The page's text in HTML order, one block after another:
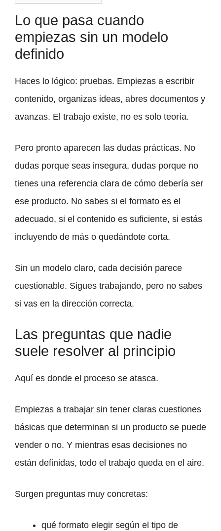
Lo que pasa cuando
empiezas sin un modelo
definido
Haces lo lógico: pruebas. Empiezas a escribir
contenido, organizas ideas, abres documentos y
avanzas. El trabajo existe, no es solo teoría.
Pero pronto aparecen las dudas prácticas. No
dudas porque seas insegura, dudas porque no
tienes una referencia clara de cómo debería ser
ese producto. No sabes si el formato es el
adecuado, si el contenido es suficiente, si estás
incluyendo de más o quedándote corta.
Sin un modelo claro, cada decisión parece
cuestionable. Sigues trabajando, pero no sabes
si vas en la dirección correcta.
Las preguntas que nadie
suele resolver al principio
Aquí es donde el proceso se atasca.
Empiezas a trabajar sin tener claras cuestiones
básicas que determinan si un producto se puede
vender o no. Y mientras esas decisiones no
están definidas, todo el trabajo queda en el aire.
Surgen preguntas muy concretas:
qué formato elegir según el tipo de